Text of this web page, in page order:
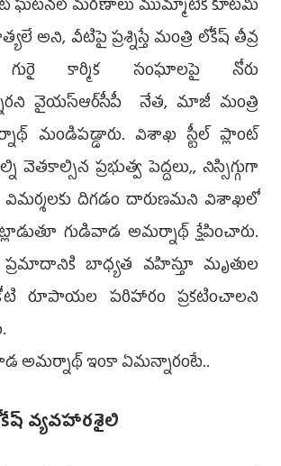
ఘటనలో మరణాలు ముమ్మాటికీ కూటమి
అని, వీటిపై ప్రశ్నిస్తే మంత్రి లోకేష్ తీవ్ర
కార్మిక సంఘాలపై నోరు
వైయ‌స్ఆర్‌సీపీ నేత, మాజీ మంత్రి
మండిపడ్డారు. విశాఖ స్టీల్ ప్లాంట్
ప్రభుత్వ పెద్దలు,, నిస్సిగ్గుగా
దిగడం దారుణమని విశాఖలో
గుడివాడ అమర్నాథ్ క్షేపించారు.
ప్రమాదానికి బాధ్యత వహిస్తూ మృతుల
కోటి రూపాయల పరిహారం ప్రకటించాలని
అమర్నాథ్ ఇంకా ఏమన్నారంటే..
వ్యవహారశైలి